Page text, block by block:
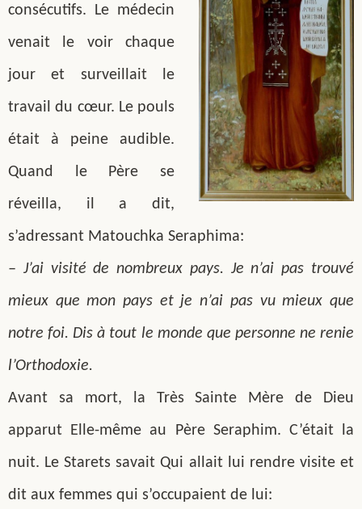
consécutifs. Le médecin
venait le voir chaque
jour et surveillait le
travail du cœur. Le pouls
était à peine audible.
Quand le Père se
réveilla, il a dit,
s’adressant Matouchka Seraphima:
– J’ai visité de nombreux pays. Je n’ai pas trouvé
mieux que mon pays et je n’ai pas vu mieux que
notre foi. Dis à tout le monde que personne ne renie
l’Orthodoxie.
Avant sa mort, la Très Sainte Mère de Dieu
apparut Elle-même au Père Seraphim. C’était la
nuit. Le Starets savait Qui allait lui rendre visite et
dit aux femmes qui s’occupaient de lui: